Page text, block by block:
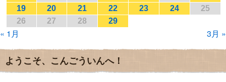
2017年1月(2)
2016年12月(4)
2016年11月
2016年10月
2016年8月
2016年7月
(3)
19 20 21 22 23 24
25
26
27 28 29
« 1月 3月 »
ようこそ、こんごういんへ！